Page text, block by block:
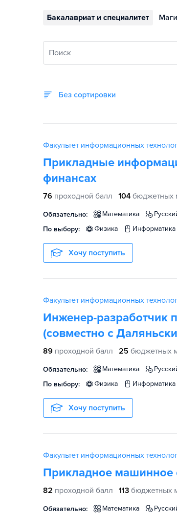
Бакалавриат и специалитет
Поиск
Без сортировки
Факультет информационных
Прикладные
финансах
76 проходной балл 104 бюджетных
Обязательно: математика
По выбору:
физика информатика
Хочу поступить
Факультет информационных
Инженер-разработчик
(совместно с
89 проходной балл 25 бюджетных
Обязательно: математика
По выбору:
физика информатика
Хочу поступить
Факультет информационных
Прикладное машинное
82 проходной балл 113 бюджетных
Обязательно: математика